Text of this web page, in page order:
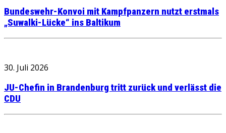
Bundeswehr-Konvoi mit Kampfpanzern nutzt erstmals
„Suwalki-Lücke“ ins Baltikum
30. Juli 2026
JU-Chefin in Brandenburg tritt zurück und verlässt die
CDU